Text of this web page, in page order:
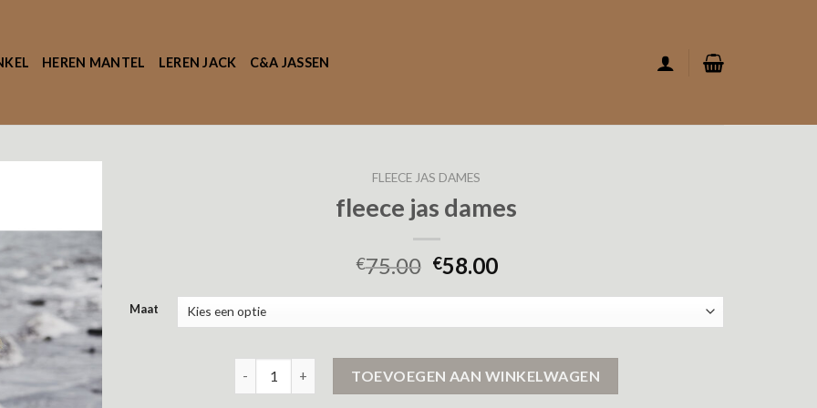
HEREN MANTEL LEREN JACK C&A JASSEN
FLEECE JAS DAMES
fleece jas dames
€75.00 €58.00
Maat
TOEVOEGEN AAN WINKELWAGEN